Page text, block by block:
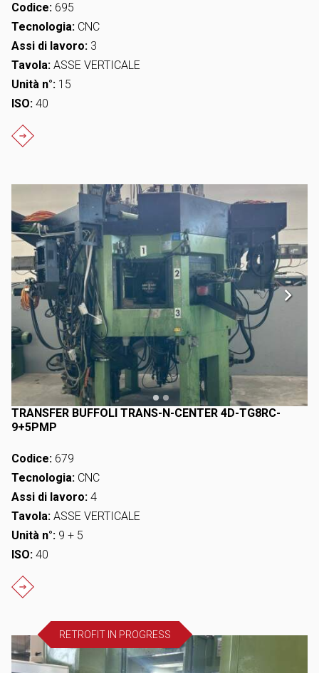
Codice: 695
Tecnologia: CNC
Assi di lavoro: 3
Tavola: ASSE VERTICALE
Unità n°: 15
ISO: 40
TRANSFER BUFFOLI TRANS-N-CENTER 4D-TG8RC-
9+5PMP
Codice: 679
Tecnologia: CNC
Assi di lavoro: 4
Tavola: ASSE VERTICALE
Unità n°: 9 + 5
ISO: 40
RETROFIT IN PROGRESS